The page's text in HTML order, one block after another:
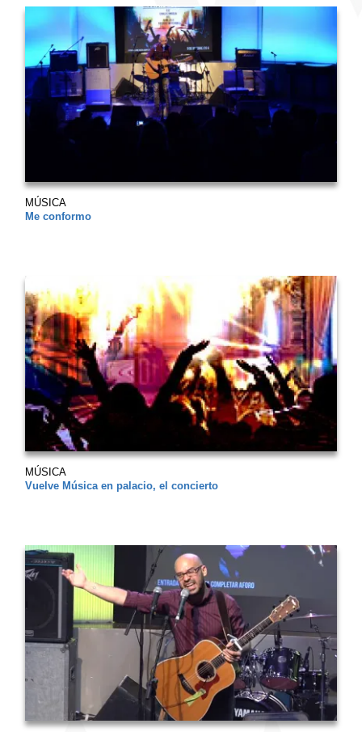
MÚSICA
Me conformo
MÚSICA
Vuelve Música en palacio, el concierto